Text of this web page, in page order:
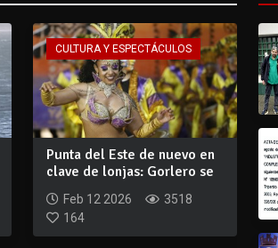
CULTURA Y ESPECTÁCULOS
Punta del Este de nuevo en
clave de lonjas: Gorlero se
Feb 12 2026
3518
164